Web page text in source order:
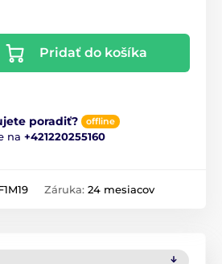
Pridať do košíka
poradiť? offline
na +421220255160
Záruka: 24 mesiacov